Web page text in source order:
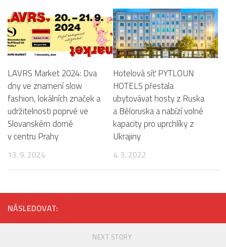
LAVRS Market 2024: Dva
dny ve znamení slow
fashion, lokálních značek a
udržitelnosti poprvé ve
Slovanském domě
v centru Prahy
13. 9. 2024
Hotelová síť PYTLOUN
HOTELS přestala
ubytovávat hosty z Ruska
a Běloruska a nabízí volné
kapacity pro uprchlíky z
Ukrajiny
4. 3. 2022
NÁSLEDOVAT:
NEXT STORY